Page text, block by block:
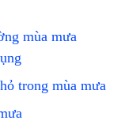
mùa mưa
trong mùa mưa